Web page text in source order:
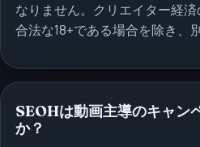
なりません。クリエイター経
合法な18+である場合を除き、
SEOHは動画主導のキャン
か？